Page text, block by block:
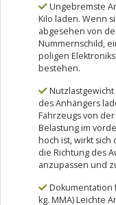
Ungebremste
Kilo laden. Wenn
abgesehen von
Nummernschild,
poligen
bestehen.
des Anhängers
Fahrzeugs von
Belastung im
hoch ist, wirkt
die Richtung des
anzupassen und
Dokumentation
kg. MMA) Leichte